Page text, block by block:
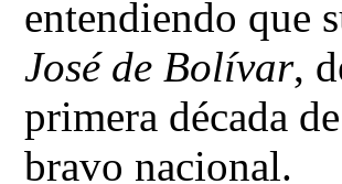
entendiendo que
José de Bolívar,
primera década
bravo nacional.